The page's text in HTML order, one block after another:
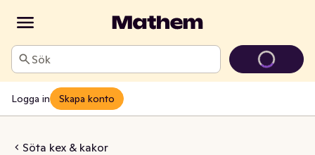
Sök
Logga in Skapa konto
Söta kex & kakor
Choco Fryst 4-p